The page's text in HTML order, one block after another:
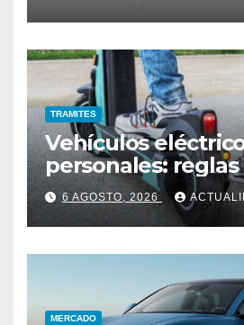
TRAMITES
Vehículos
personales: reglas
Colombia
6 AGOSTO, 2026
MERCADO